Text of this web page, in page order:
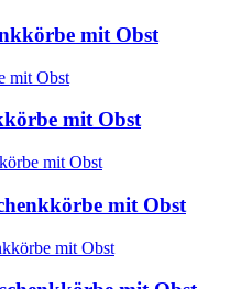
mit Obst
mit Obst
mit Obst